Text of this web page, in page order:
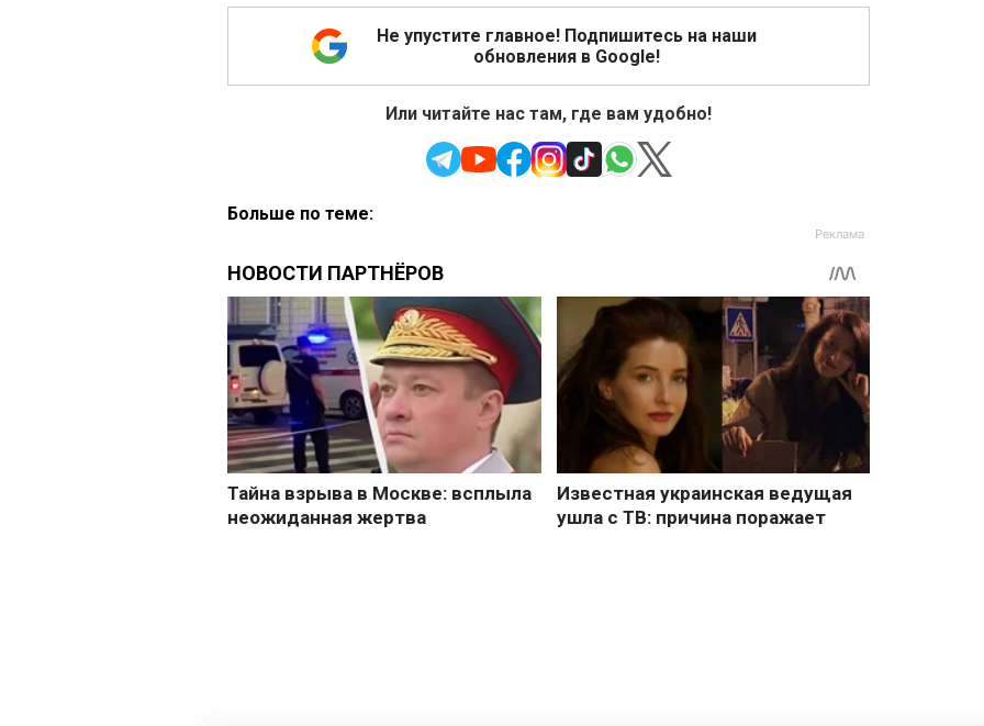
Не упустите главное! Подпишитесь на наши
обновления в Google!
Или читайте нас там, где вам удобно!
Больше по теме: